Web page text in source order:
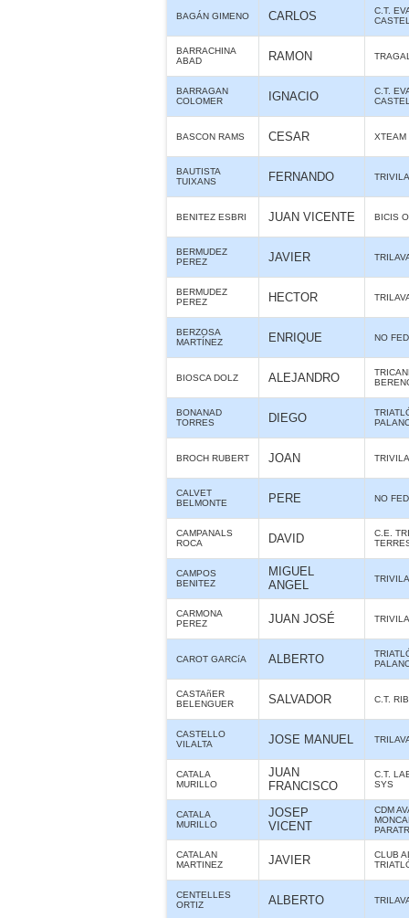
BAGÁN GIMENO CARLOS
C.T.
BARRACHINA
ABAD
RAMON
BARRAGAN
COLOMER
IGNACIO
C.T.
BASCON RAMS CESAR XTEAM
BAUTISTA
TUIXANS
FERNANDO TRIVILA
BENITEZ ESBRI JUAN VICENTE BICIS
BERMUDEZ
PEREZ
JAVIER
BERMUDEZ
PEREZ
HECTOR
BERZOSA
MARTÍNEZ
ENRIQUE NO
BIOSCA DOLZ ALEJANDRO
BONANAD
TORRES
DIEGO
BROCH RUBERT JOAN TRIVILA
CALVET
BELMONTE
PERE NO
CAMPANALS
ROCA
DAVID
C.E.
CAMPOS
BENITEZ
MIGUEL
ANGEL
TRIVILA
CARMONA
PEREZ
JUAN JOSÉ TRIVILA
CAROT GARCíA ALBERTO
CASTAñER
BELENGUER
SALVADOR C.T.
CASTELLO
VILALTA
JOSE MANUEL
CATALA
MURILLO
JUAN
FRANCISCO
C.T.
SYS
CATALA
MURILLO
JOSEP
VICENT
CDM
CATALAN
MARTINEZ
JAVIER
CLUB
CENTELLES
ORTIZ
ALBERTO